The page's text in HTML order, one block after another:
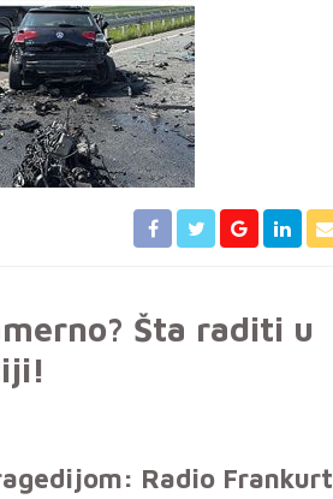
Šta raditi u
Radio Frankurt